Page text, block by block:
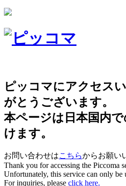
ピッコマにアクセス
がとうございます。
本ページは日本国内
けます。
お問い合わせはこちらからお願い
Thank you for accessing the Piccoma
Unfortunately, this service can only be
For inquiries, please click here.